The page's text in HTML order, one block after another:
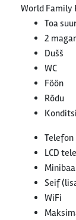
World Family
Toa
2
Dušš
WC
Föön
Rõdu
Telefon
LCD
Seif
WiFi